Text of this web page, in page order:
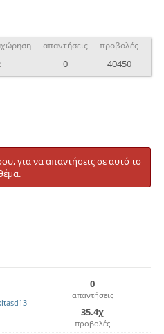
απαντήσεις
0
προβολές
40450
για να απαντήσεις σε αυτό το
0
απαντήσεις
35.4χ
προβολές